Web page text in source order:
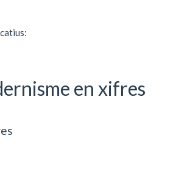
en xifres